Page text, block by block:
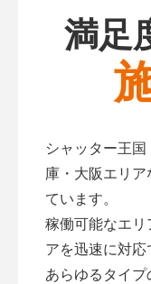
満足
シャッター王
庫・大阪エリ
ています。
稼働可能なエリ
アを迅速に対応
あらゆるタイ